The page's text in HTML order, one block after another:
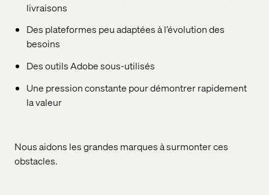
livraisons
Des plateformes peu adaptées à l’évolution des
besoins
Des outils Adobe sous-utilisés
Une pression constante pour démontrer rapidement
la valeur
Nous aidons les grandes marques à surmonter ces
obstacles.